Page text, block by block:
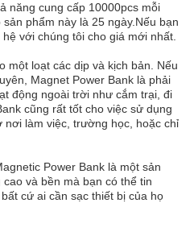
năng cung cấp 10000pcs mỗi
phẩm này là 25 ngày.Nếu bạn
với chúng tôi cho giá mới nhất.
một loạt các dịp và kịch bản. Nếu
Magnet Power Bank là phải
động ngoài trời như cắm trại, đi
cũng rất tốt cho việc sử dụng
nơi làm việc, trường học, hoặc chỉ
Power Bank là một sản
và bền mà bạn có thể tin
cứ ai cần sạc thiết bị của họ